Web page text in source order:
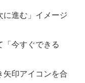
に進む」イメージ
「今すぐできる
矢印アイコンを合